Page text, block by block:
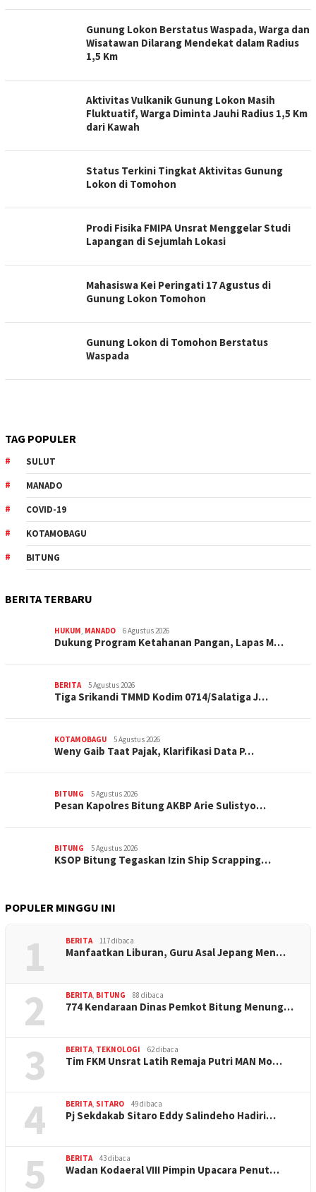
Gunung Lokon Berstatus Waspada, Warga dan
Wisatawan Dilarang Mendekat dalam Radius
1,5 Km
Aktivitas Vulkanik Gunung Lokon Masih
Fluktuatif, Warga Diminta Jauhi Radius 1,5 Km
dari Kawah
Status Terkini Tingkat Aktivitas Gunung
Lokon di Tomohon
Prodi Fisika FMIPA Unsrat Menggelar Studi
Lapangan di Sejumlah Lokasi
Mahasiswa Kei Peringati 17 Agustus di
Gunung Lokon Tomohon
Gunung Lokon di Tomohon Berstatus
Waspada
TAG POPULER
SULUT
MANADO
COVID-19
KOTAMOBAGU
BITUNG
BERITA TERBARU
HUKUM, MANADO 6 Agustus 2026
Dukung Program Ketahanan Pangan, Lapas M…
BERITA 5 Agustus 2026
Tiga Srikandi TMMD Kodim 0714/Salatiga J…
KOTAMOBAGU 5 Agustus 2026
Weny Gaib Taat Pajak, Klarifikasi Data P…
BITUNG 5 Agustus 2026
Pesan Kapolres Bitung AKBP Arie Sulistyo…
BITUNG 5 Agustus 2026
KSOP Bitung Tegaskan Izin Ship Scrapping…
POPULER MINGGU INI
1 BERITA 117 dibaca
Manfaatkan Liburan, Guru Asal Jepang Men…
2 BERITA, BITUNG 88 dibaca
774 Kendaraan Dinas Pemkot Bitung Menung…
3 BERITA, TEKNOLOGI 62 dibaca
Tim FKM Unsrat Latih Remaja Putri MAN Mo…
4 BERITA, SITARO 49 dibaca
Pj Sekdakab Sitaro Eddy Salindeho Hadiri…
5 BERITA 43 dibaca
Wadan Kodaeral VIII Pimpin Upacara Penut…